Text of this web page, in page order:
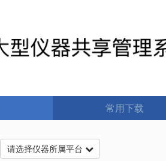
常用下载
请选择仪器所属平台